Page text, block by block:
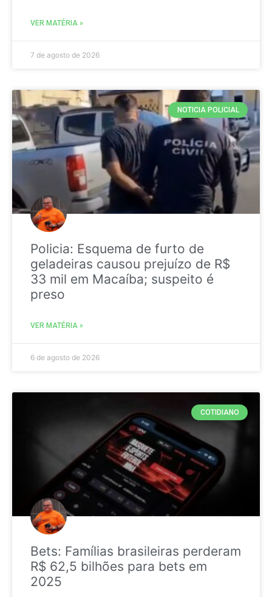
VER MATÉRIA »
7 de agosto de 2026
NOTICIA POLICIAL
Policia: Esquema de furto de
geladeiras causou prejuízo de R$
33 mil em Macaíba; suspeito é
preso
VER MATÉRIA »
6 de agosto de 2026
COTIDIANO
Bets: Famílias brasileiras perderam
R$ 62,5 bilhões para bets em
2025